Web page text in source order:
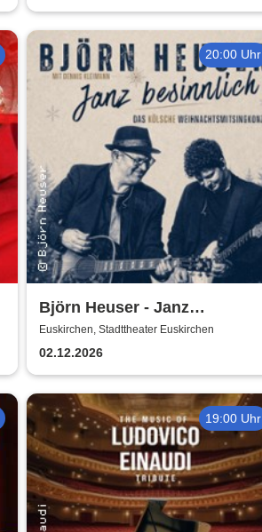
20:00 Uhr
Björn Heuser - Janz
besinnlich
Euskirchen, Stadttheater Euskirchen
02.12.2026
19:00 Uhr